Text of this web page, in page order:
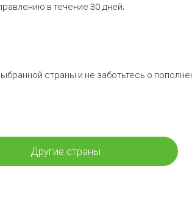
в течение 30 дней.
страны и не заботьтесь о
Другие страны